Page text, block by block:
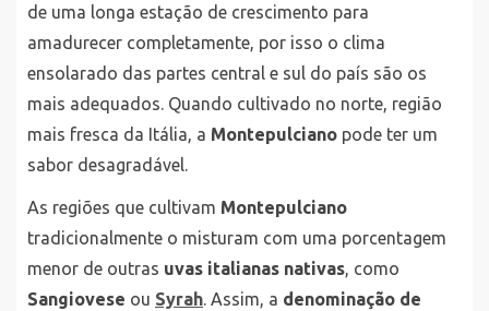
de uma longa estação de crescimento para
amadurecer completamente, por isso o clima
ensolarado das partes central e sul do país são os
mais adequados. Quando cultivado no norte, região
mais fresca da Itália, a Montepulciano pode ter um
sabor desagradável.
As regiões que cultivam Montepulciano
tradicionalmente o misturam com uma porcentagem
menor de outras uvas italianas nativas, como
Sangiovese ou Syrah. Assim, a denominação de